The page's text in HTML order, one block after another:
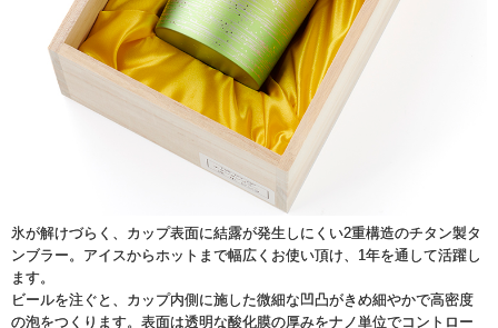
氷が解けづらく、カップ表面に結露が発生しにくい2重構造のチタン製タ
ンブラー。アイスからホットまで幅広くお使い頂け、1年を通して活躍し
ます。
ビールを注ぐと、カップ内側に施した微細な凹凸がきめ細やかで高密度
の泡をつくります。表面は透明な酸化膜の厚みをナノ単位でコントロー